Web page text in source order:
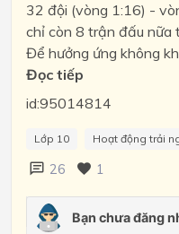
32 đội (vòng 1:16) -
chỉ còn 8 trận đấu nữa
Để hưởng ứng không
Đọc tiếp
id:95014814
Lớp 10 Hoạt động trải
26 1